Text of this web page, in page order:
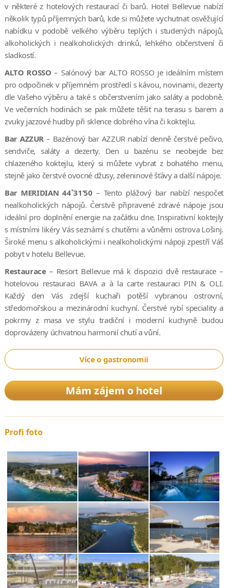
v některé z hotelových restaurací či barů. Hotel Bellevue nabízí
několik typů příjemných barů, kde si můžete vychutnat osvěžující
nabídku v podobě velkého výběru teplých i studených nápojů,
alkoholických i nealkoholických drinků, lehkého občerstvení či
sladkostí.
ALTO ROSSO – Salónový bar ALTO ROSSO je ideálním místem
pro odpočinek v příjemném prostředí s kávou, novinami, dezerty
dle Vašeho výběru a také s občerstvením jako saláty a podobně.
Ve večerních hodinách se pak můžete těšit na terasu s barem a
zvuky jazzové hudby při sklence dobrého vína či koktejlu.
Bar AZZUR – Bazénový bar AZZUR nabízí denně čerstvé pečivo,
sendviče, saláty a dezerty. Den u bazénu se neobejde bez
chlazeného koktejlu, který si můžete vybrat z bohatého menu,
stejně jako čerstvé ovocné džusy, zeleninové šťávy a další nápoje.
Bar MERIDIAN 44˚31’50 – Tento plážový bar nabízí nespočet
nealkoholických nápojů. Čerstvě připravené zdravé nápoje jsou
ideální pro doplnění energie na začátku dne. Inspirativní koktejly
s místními likéry Vás seznámí s chutěmi a vůněmi ostrova Lošinj.
Široké menu s alkoholickými i nealkoholickými nápoji zpestří Váš
pobyt v hotelu Bellevue.
Restaurace– Resort Bellevue má k dispozici dvě restaurace –
hotelovou restauraci BAVA a à la carte restauraci PIN & OLI.
Každý den Vás zdejší kuchaři potěší vybranou ostrovní,
středomořskou a mezinárodní kuchyní. Čerstvé rybí speciality a
pokrmy z masa ve stylu tradiční i moderní kuchyně budou
doprovázeny úchvatnou harmonií chutí a vůní.
Více o gastronomii
Mám zájem o hotel
Profi foto